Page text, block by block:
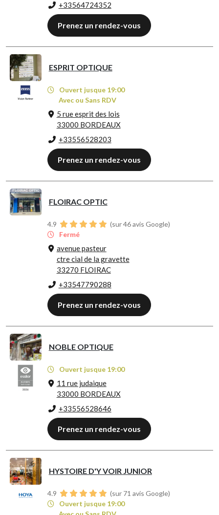
+33564724352
Prenez un rendez-vous
ESPRIT OPTIQUE
Ouvert jusque 19:00
Avec ou Sans RDV
5 rue esprit des lois
33000 BORDEAUX
+33556528203
Prenez un rendez-vous
FLOIRAC OPTIC
4.9
(sur 46 avis Google)
Fermé
avenue pasteur
ctre cial de la gravette
33270 FLOIRAC
+33547790288
Prenez un rendez-vous
NOBLE OPTIQUE
Ouvert jusque 19:00
11 rue judaique
33000 BORDEAUX
+33556528646
Prenez un rendez-vous
HYSTOIRE D'Y VOIR JUNIOR
4.9
(sur 71 avis Google)
Ouvert jusque 19:00